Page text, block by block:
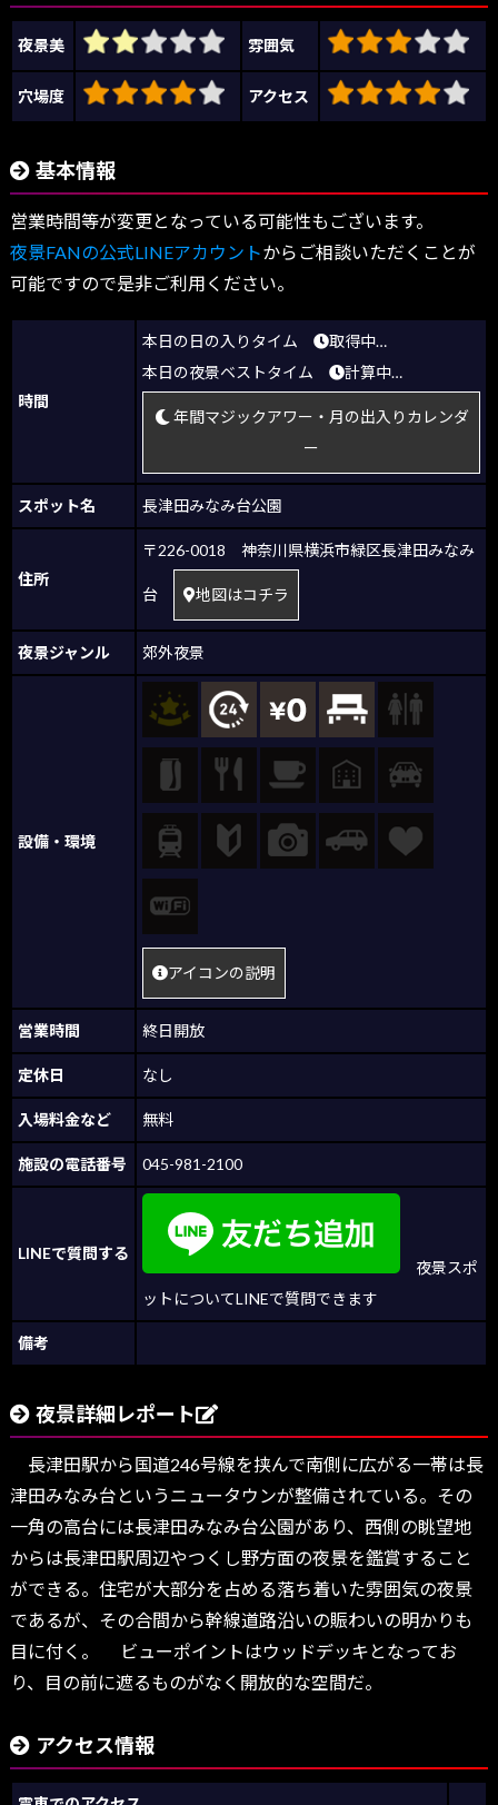
夜景美 雰囲気
穴場度 アクセス
基本情報
営業時間等が変更となっている可能性もございます。
夜景FANの公式LINEアカウントからご相談いただくことが
可能ですので是非ご利用ください。
時間
本日の日の入りタイム
取得中…
本日の夜景ベストタイム
計算中…
年間マジックアワー・月の出入りカレンダ
ー
スポット名 長津田みなみ台公園
住所
〒226-0018 神奈川県横浜市緑区長津田みなみ
台 地図はコチラ
夜景ジャンル 郊外夜景
設備・環境
アイコンの説明
営業時間 終日開放
定休日 なし
入場料金など 無料
施設の電話番号 045-981-2100
LINEで質問する
夜景スポ
ットについてLINEで質問できます
備考
夜景詳細レポート
長津田駅から国道246号線を挟んで南側に広がる一帯は長
津田みなみ台というニュータウンが整備されている。その
一角の高台には長津田みなみ台公園があり、西側の眺望地
からは長津田駅周辺やつくし野方面の夜景を鑑賞すること
ができる。住宅が大部分を占める落ち着いた雰囲気の夜景
であるが、その合間から幹線道路沿いの賑わいの明かりも
目に付く。 ビューポイントはウッドデッキとなってお
り、目の前に遮るものがなく開放的な空間だ。
アクセス情報